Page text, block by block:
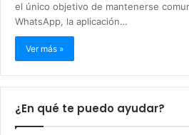
el único objetivo de mantenerse
WhatsApp, la aplicación…
Ver más »
¿En qué te puedo ayudar?